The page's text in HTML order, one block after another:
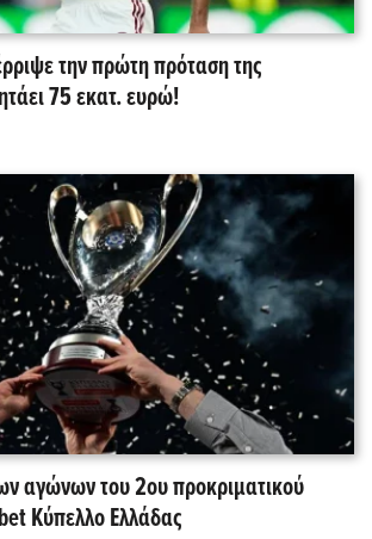
την πρώτη πρόταση της
75 εκατ. ευρώ!
αγώνων του 2ου προκριματικού
Κύπελλο Ελλάδας